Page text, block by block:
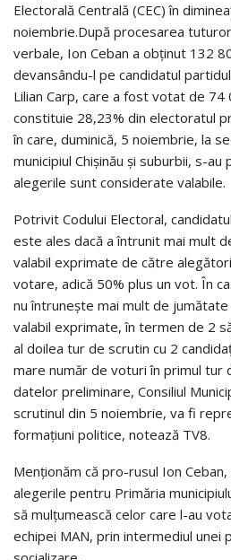
Electorală Centrală (CEC) în
noiembrie.După procesarea
verbale, Ion Ceban a obţinut 132
devansându-l pe candidatul
Lilian Carp, care a fost votat de
constituie 28,23% din electoratul
în care, duminică, 5 noiembrie, la
municipiul Chişinău şi suburbii, s-
alegerile sunt considerate valabile.
Potrivit Codului Electoral,
este ales dacă a întrunit mai mult
valabil exprimate de către
votare, adică 50% plus un vot. În
nu întruneşte mai mult de
valabil exprimate, în termen de 2
al doilea tur de scrutin cu 2
mare număr de voturi în primul tur
datelor preliminare, Consiliul
scrutinul din 5 noiembrie, va fi
formaţiuni politice, notează TV8.
Menţionăm că pro-rusul Ion
alegerile pentru Primăria
să mulţumească celor care l-au
echipei MAN, prin intermediul unei